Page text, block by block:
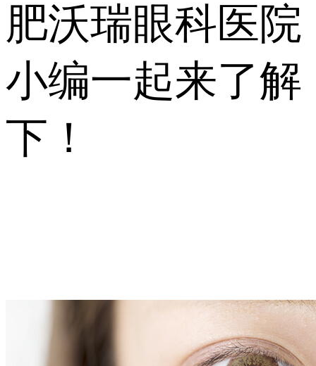
肥沃瑞眼科医院
小编一起来了解
下！